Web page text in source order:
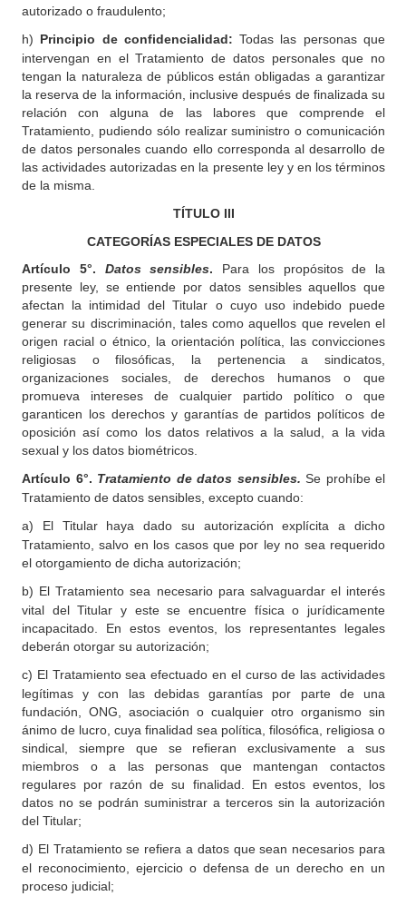
autorizado o fraudulento;
h) Principio de confidencialidad:Todas las personas que
intervengan en el Tratamiento de datos personales que no
tengan la naturaleza de públicos están obligadas a garantizar
la reserva de la información, inclusive después de finalizada su
relación con alguna de las labores que comprende el
Tratamiento, pudiendo sólo realizar suministro o comunicación
de datos personales cuando ello corresponda al desarrollo de
las actividades autorizadas en la presente ley y en los términos
de la misma.
TÍTULOIII
CATEGORÍAS ESPECIALES DE DATOS
Artículo 5°. Datos sensibles. Para los propósitos de la
presente ley, se entiende por datos sensibles aquellos que
afectan la intimidad del Titular o cuyo uso indebido puede
generar su discriminación, tales como aquellos que revelen el
origen racial o étnico, la orientación política, las convicciones
religiosas o filosóficas, la pertenencia a sindicatos,
organizaciones sociales, de derechos humanos o que
promueva intereses de cualquier partido político o que
garanticen los derechos y garantías de partidos políticos de
oposición así como los datos relativos a la salud, a la vida
sexual y los datos biométricos.
Artículo 6°. Tratamiento de datos sensibles. Se prohíbe el
Tratamiento de datos sensibles, excepto cuando:
a) El Titular haya dado su autorización explícita a dicho
Tratamiento, salvo en los casos que por ley no sea requerido
el otorgamiento de dicha autorización;
b) El Tratamiento sea necesario para salvaguardar el interés
vital del Titular y este se encuentre física o jurídicamente
incapacitado. En estos eventos, los representantes legales
deberán otorgar su autorización;
c) El Tratamiento sea efectuado en el curso de las actividades
legítimas y con las debidas garantías por parte de una
fundación, ONG, asociación o cualquier otro organismo sin
ánimo de lucro, cuya finalidad sea política, filosófica, religiosa o
sindical, siempre que se refieran exclusivamente a sus
miembros o a las personas que mantengan contactos
regulares por razón de su finalidad. En estos eventos, los
datos no se podrán suministrar a terceros sin la autorización
del Titular;
d) El Tratamiento se refiera a datos que sean necesarios para
el reconocimiento, ejercicio o defensa de un derecho en un
proceso judicial;